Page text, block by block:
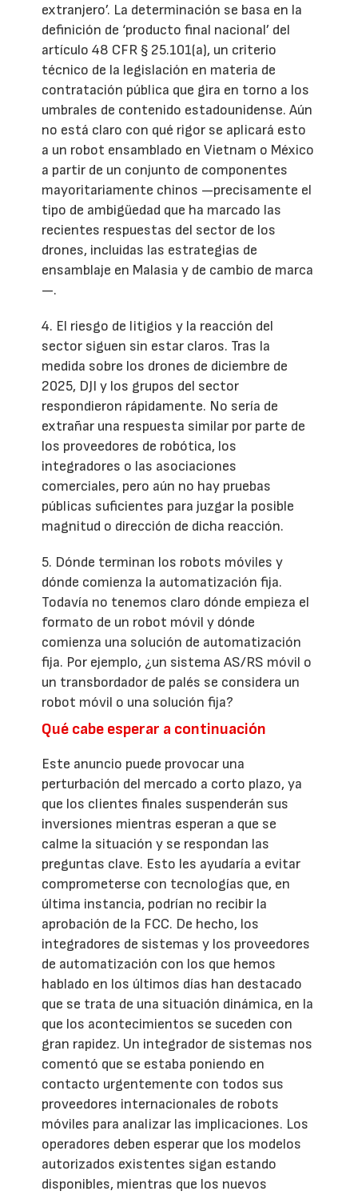
extranjero’. La determinación se basa en la
definición de ‘producto final nacional’ del
artículo 48 CFR § 25.101(a), un criterio
técnico de la legislación en materia de
contratación pública que gira en torno a los
umbrales de contenido estadounidense. Aún
no está claro con qué rigor se aplicará esto
a un robot ensamblado en Vietnam o México
a partir de un conjunto de componentes
mayoritariamente chinos —precisamente el
tipo de ambigüedad que ha marcado las
recientes respuestas del sector de los
drones, incluidas las estrategias de
ensamblaje en Malasia y de cambio de marca
—.
4. El riesgo de litigios y la reacción del
sector siguen sin estar claros. Tras la
medida sobre los drones de diciembre de
2025, DJI y los grupos del sector
respondieron rápidamente. No sería de
extrañar una respuesta similar por parte de
los proveedores de robótica, los
integradores o las asociaciones
comerciales, pero aún no hay pruebas
públicas suficientes para juzgar la posible
magnitud o dirección de dicha reacción.
5. Dónde terminan los robots móviles y
dónde comienza la automatización fija.
Todavía no tenemos claro dónde empieza el
formato de un robot móvil y dónde
comienza una solución de automatización
fija. Por ejemplo, ¿un sistema AS/RS móvil o
un transbordador de palés se considera un
robot móvil o una solución fija?
Qué cabe esperar a continuación
Este anuncio puede provocar una
perturbación del mercado a corto plazo, ya
que los clientes finales suspenderán sus
inversiones mientras esperan a que se
calme la situación y se respondan las
preguntas clave. Esto les ayudaría a evitar
comprometerse con tecnologías que, en
última instancia, podrían no recibir la
aprobación de la FCC. De hecho, los
integradores de sistemas y los proveedores
de automatización con los que hemos
hablado en los últimos días han destacado
que se trata de una situación dinámica, en la
que los acontecimientos se suceden con
gran rapidez. Un integrador de sistemas nos
comentó que se estaba poniendo en
contacto urgentemente con todos sus
proveedores internacionales de robots
móviles para analizar las implicaciones. Los
operadores deben esperar que los modelos
autorizados existentes sigan estando
disponibles, mientras que los nuevos